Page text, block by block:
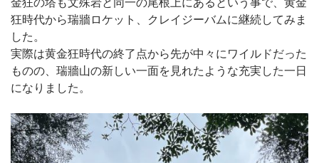
狂時代から瑞牆ロケット、クレイジーバムに継続してみま
した。
実際は黄金狂時代の終了点から先が中々にワイルドだった
ものの、瑞牆山の新しい一面を見れたような充実した一日
になりました。